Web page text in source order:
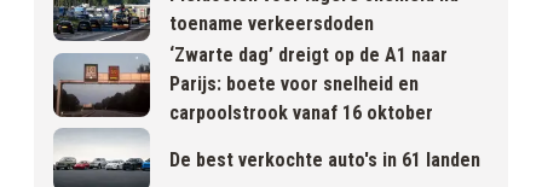
toename verkeersdoden
‘Zwarte dag’ dreigt op de A1 naar
Parijs: boete voor snelheid en
carpoolstrook vanaf 16 oktober
De best verkochte auto's in 61 landen